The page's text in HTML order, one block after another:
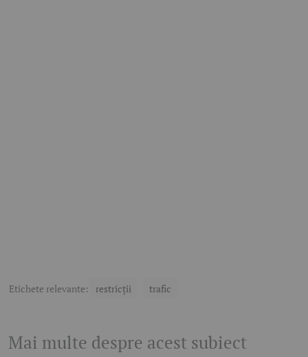
Etichete relevante: restricții trafic
Mai multe despre acest subiect